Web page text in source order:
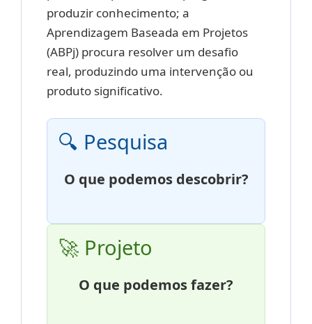
produzir conhecimento; a
Aprendizagem Baseada em Projetos
(ABPj) procura resolver um desafio
real, produzindo uma intervenção ou
produto significativo.
🔍 Pesquisa
O que podemos descobrir?
🚀 Projeto
O que podemos fazer?